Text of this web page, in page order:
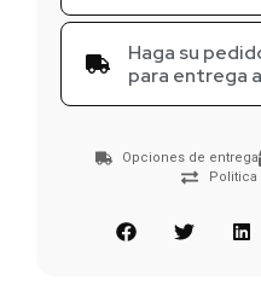
Haga su
para entrega
Opciones de entrega